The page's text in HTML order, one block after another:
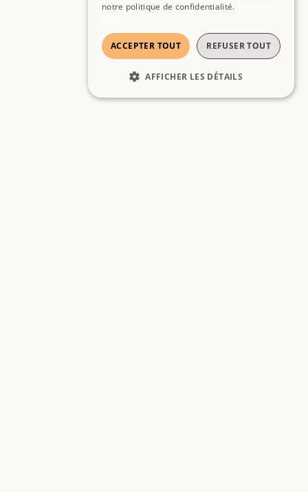
notre politique de confidentialité.
ACCEPTER TOUT REFUSER TOUT
AFFICHER LES DÉTAILS
STRICTEMENT NÉCESSAIRES